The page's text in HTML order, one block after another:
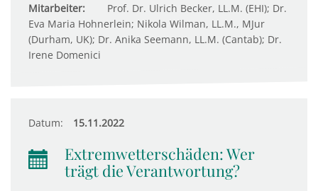
Mitarbeiter:
Prof. Dr. Ulrich Becker, LL.M. (EHI); Dr.
Eva Maria Hohnerlein; Nikola Wilman, LL.M., MJur
(Durham, UK); Dr. Anika Seemann, LL.M. (Cantab); Dr.
Irene Domenici
Datum: 15.11.2022
Extremwetterschäden: Wer
trägt die Verantwortung?